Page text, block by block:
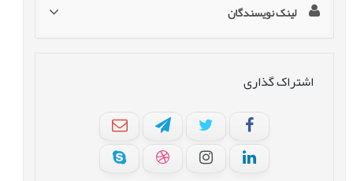
لینک نویسندگان
اشتراک گذاری